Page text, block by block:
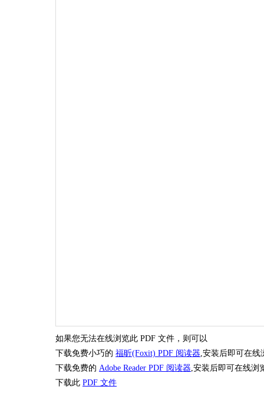
如果您无法在线浏览此 PDF 文件，则可以
下载免费小巧的 福昕(Foxit) PDF 阅读器 ,安装后即可在
下载免费的 Adobe Reader PDF 阅读器 ,安装后即可在线
下载此 PDF 文件